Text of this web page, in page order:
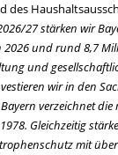
des
27 stärken wir
und rund 8,7
und
wir in den
verzeichnet die
Gleichzeitig
mit